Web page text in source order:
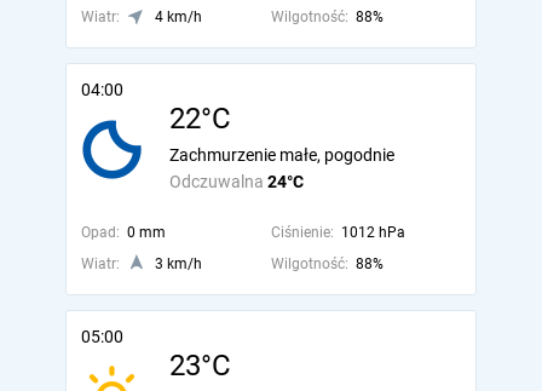
Wiatr:
4 km/h Wilgotność: 88%
04:00
22°C
Odczuwalna 24°C
Zachmurzenie małe, pogodnie
Opad: 0 mm Ciśnienie: 1012 hPa
Wiatr:
3 km/h Wilgotność: 88%
05:00
23°C